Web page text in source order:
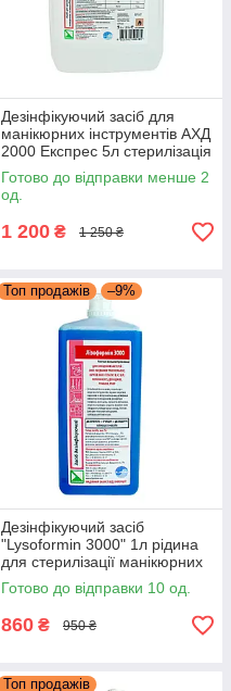
Дезінфікуючий засіб для
манікюрних інструментів АХД
2000 Експрес 5л стерилізація
оригінал концентрат
Готово до відправки менше 2
од.
1 200 ₴ 1 250 ₴
Топ продажів –9%
Дезінфікуючий засіб
"Lysoformin 3000" 1л рідина
для стерилізації манікюрних
інструментів Лізоформін
Готово до відправки 10 од.
860 ₴ 950 ₴
Топ продажів